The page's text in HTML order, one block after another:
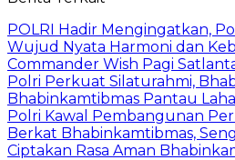
POLRI Hadir Mengingatkan,
Wujud Nyata Harmoni dan
Commander Wish Pagi
Polri Perkuat Silaturahmi,
Bhabinkamtibmas Pantau
Polri Kawal Pembangunan
Berkat Bhabinkamtibmas,
Ciptakan Rasa Aman